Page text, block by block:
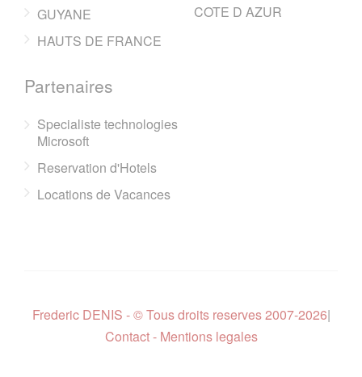
GUYANE
HAUTS DE FRANCE
COTE D AZUR
Partenaires
Specialiste technologies
Microsoft
Reservation d'Hotels
Locations de Vacances
Frederic DENIS - © Tous droits reserves 2007-2026|
Contact - Mentions legales